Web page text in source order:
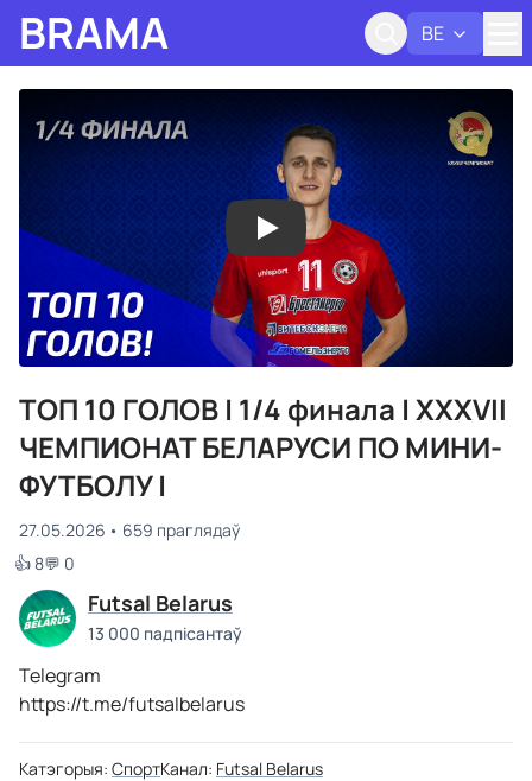
BRAMA BE
ТОП 10 ГОЛОВ | 1/4 финала | XXXVII
ЧЕМПИОНАТ БЕЛАРУСИ ПО МИНИ-
ФУТБОЛУ |
27.05.2026
659 праглядаў
👍 8💬 0
Futsal Belarus
13 000 падпісантаў
Telegram
https://t.me/futsalbelarus
Катэгорыя: СпортКанал: Futsal Belarus